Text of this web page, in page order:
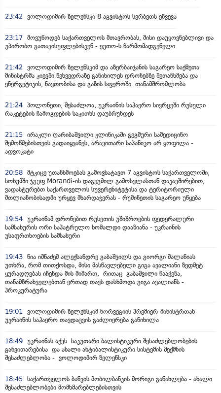
23:42 ვოლოდიმირ ზელენსკი 8 აგვისტოს სერბეთს ეწვევა
23:17 მოვუწოდებ საქართველოს მთავრობას, მისი დაუყოვნებლივი და
უპირობო გათავისუფლებისკენ - ეუთო-ს წარმომადგენელი
21:42 ვოლოდიმირ ზელენსკიმ და აზერბაიჯანის საგარეო საქმეთა
მინისტრმა კიევში შეხვედრაზე განიხილეს დრონებზე შეთანხმება და
ენერგეტიკის, ნავთობისა და გაზის სფეროში თანამშრომლობა
21:24 პოლონეთი, შესაძლოა, უკრაინის საჰაერო სივრცეში რუსული
რაკეტების ჩამოგდების საკითხს დაუბრუნდეს
21:15 ირაკლი ღარიბაშვილი კლინიკაში გეგმური სამედიცინო
შემოწმებისთვის გადაიყვანეს, არავითარი საპანიკო არ ყოფილა -
ადვოკატი
20:58 მტკიცე უთანხმოებას გამოვხატავთ 7 აგვისტოს საქართველოში,
სოხუმში ჯგუფ Morandi-ის დაგეგმილ გამოსვლასთან დაკავშირებით,
ვადასტურებთ საქართველოს სუვერენიტეტისა და ტერიტორიული
მთლიანობისადმი ურყევ მხარდაჭერას - რუმინეთის საგარეო უწყება
19:54 უკრაინამ დრონებით რუსეთის უშიშროების ფედერალური
სამსახურის ორი საპატრულო ხომალდი დააზიანა - უკრაინის
უსაფრთხოების სამსახური
19:43 ნია იმნაძემ ალექსანდრე გაბაშვილს და გიორგი მალანიას
უთხრა, რომ თითქოსდა, მისი მასწავლებელი გიგა ავალიანი ზედმეტ
ყურადღებას იჩენდა მის მიმართ, რითაც გაბაშვილი წააქეზა,
თანამზრახველებთან ერთად თავს დასხმოდა გიგა ავალიანს -
პროკურატურა
19:01 ვოლოდიმირ ზელენსკიმ ნორვეგიის პრემიერ-მინისტრთან
უკრაინის საჰაერო თავდაცვის გაძლიერება განიხილა
18:49 უკრაინას აქვს საკუთარი ბალისტიკური შესაძლებლობების
განვითარებისა და ახალი ანტიბალისტიკური სისტემის შექმნის
შესაძლებლობა - ვოლოდიმირ ზელენსკი
18:45 საქართველოს ბანკის მობილბანკის მორიგი განახლება - ახალი
შესაძლებლობები მომხმარებლებისთვის